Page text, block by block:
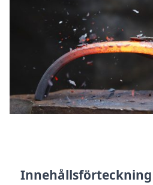
Innehållsförteckning